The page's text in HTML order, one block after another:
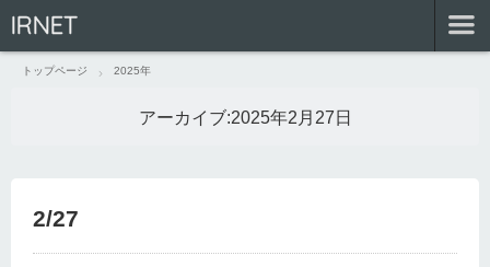
IRNET
トップページ 2025年
アーカイブ:2025年2月27日
2/27